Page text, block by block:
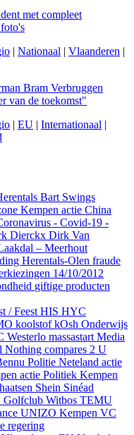
met compleet
| Nationaal | Vlaanderen |
Bram Verbruggen
van de toekomst"
| EU | Internationaal |
Bart Swings
Kempen actie China
- Covid-19 -
Dierckx Dirk Van
– Meerhout
Herentals-Olen fraude
14/10/2012
giftige producten
/ Feest HIS HYC
koolstofkOsh Onderwijs
Westerlo massastart Media
Nothing compares 2 U
Politie Neteland actie
actie Politiek Kempen
Shein Sinéad
Golfclub Witbos TEMU
UNIZO Kempen VC
regering